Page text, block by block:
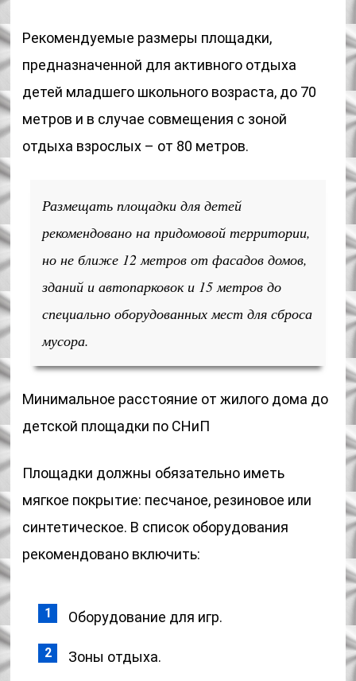
Рекомендуемые размеры площадки,
предназначенной для активного отдыха
детей младшего школьного возраста, до 70
метров и в случае совмещения с зоной
отдыха взрослых – от 80 метров.
Размещать площадки для детей
рекомендовано на придомовой территории,
но не ближе 12 метров от фасадов домов,
зданий и автопарковок и 15 метров до
специально оборудованных мест для сброса
мусора.
Минимальное расстояние от жилого дома до
детской площадки по СНиП
Площадки должны обязательно иметь
мягкое покрытие: песчаное, резиновое или
синтетическое. В список оборудования
рекомендовано включить:
Оборудование для игр.
Зоны отдыха.